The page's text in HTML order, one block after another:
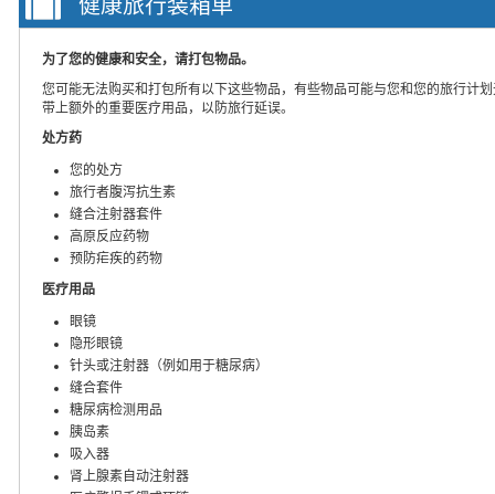
健康旅行装箱单
为了您的健康和安全，请打包物品。
您可能无法购买和打包所有以下这些物品，有些物品可能与您和您的旅行计
带上额外的重要医疗用品，以防旅行延误。
处方药
您的处方
旅行者腹泻抗生素
缝合注射器套件
高原反应药物
预防疟疾的药物
医疗用品
眼镜
隐形眼镜
针头或注射器（例如用于糖尿病）
缝合套件
糖尿病检测用品
胰岛素
吸入器
肾上腺素自动注射器